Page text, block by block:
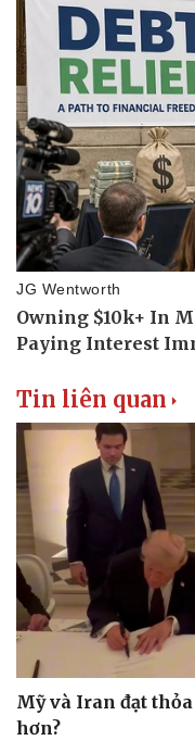
Pháp luật
Vụ án
Tin nóng
Tư vấn luật
Tin liên quan
Mỹ và Iran đạt
hơn?